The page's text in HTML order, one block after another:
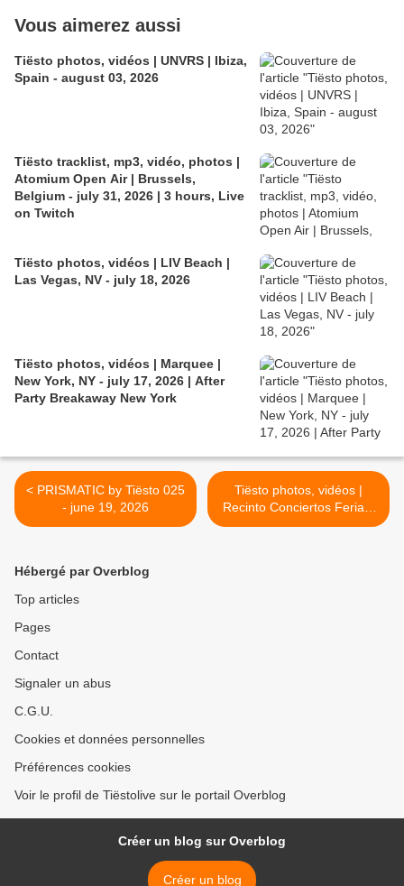
Vous aimerez aussi
Tiësto photos, vidéos | UNVRS | Ibiza,
Spain - august 03, 2026
Tiësto tracklist, mp3, vidéo, photos |
Atomium Open Air | Brussels,
Belgium - july 31, 2026 | 3 hours, Live
on Twitch
Tiësto photos, vidéos | LIV Beach |
Las Vegas, NV - july 18, 2026
Tiësto photos, vidéos | Marquee |
New York, NY - july 17, 2026 | After
Party Breakaway New York
< PRISMATIC by Tiësto 025
- june 19, 2026
Tiësto photos, vidéos |
Recinto Conciertos Ferial |
Torrejón de Ardoz, Spain -
Hébergé par Overblog
Top articles
Pages
Contact
Signaler un abus
C.G.U.
Cookies et données personnelles
Préférences cookies
Voir le profil de Tiëstolive sur le portail Overblog
Créer un blog sur Overblog
Créer un blog